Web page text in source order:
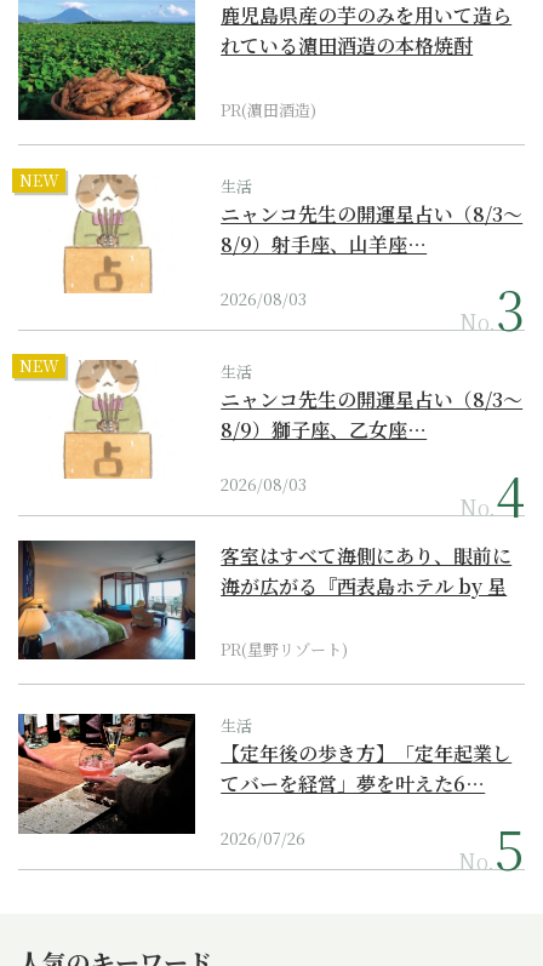
鹿児島県産の芋のみを用いて造ら
れている濵田酒造の本格焼酎
PR(濵田酒造)
NEW 生活
ニャンコ先生の開運星占い（8/3～
8/9）射手座、山羊座…
2026/08/03
No.
NEW 生活
ニャンコ先生の開運星占い（8/3～
8/9）獅子座、乙女座…
2026/08/03
No.
客室はすべて海側にあり、眼前に
海が広がる『西表島ホテル by 星
PR(星野リゾート)
生活
【定年後の歩き方】「定年起業し
てバーを経営」夢を叶えた6…
2026/07/26
No.